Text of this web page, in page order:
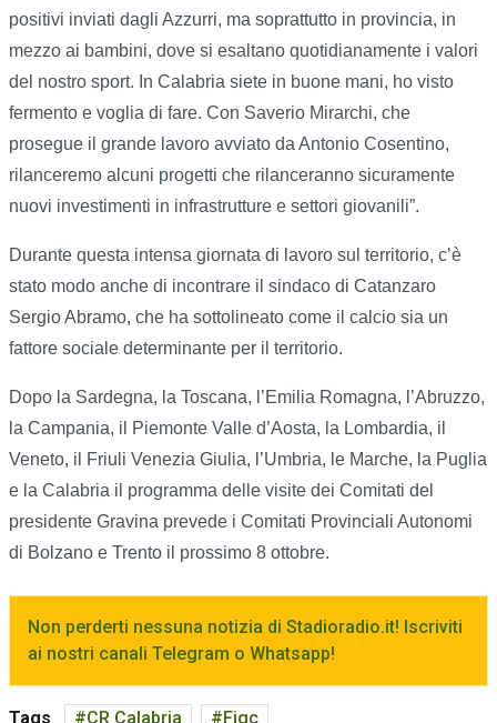
positivi inviati dagli Azzurri, ma soprattutto in provincia, in
mezzo ai bambini, dove si esaltano quotidianamente i valori
del nostro sport. In Calabria siete in buone mani, ho visto
fermento e voglia di fare. Con Saverio Mirarchi, che
prosegue il grande lavoro avviato da Antonio Cosentino,
rilanceremo alcuni progetti che rilanceranno sicuramente
nuovi investimenti in infrastrutture e settori giovanili”.
Durante questa intensa giornata di lavoro sul territorio, c’è
stato modo anche di incontrare il sindaco di Catanzaro
Sergio Abramo, che ha sottolineato come il calcio sia un
fattore sociale determinante per il territorio.
Dopo la Sardegna, la Toscana, l’Emilia Romagna, l’Abruzzo,
la Campania, il Piemonte Valle d’Aosta, la Lombardia, il
Veneto, il Friuli Venezia Giulia, l’Umbria, le Marche, la Puglia
e la Calabria il programma delle visite dei Comitati del
presidente Gravina prevede i Comitati Provinciali Autonomi
di Bolzano e Trento il prossimo 8 ottobre.
Non perderti nessuna notizia di Stadioradio.it! Iscriviti
ai nostri canali Telegram o Whatsapp!
Tags CR Calabria Figc